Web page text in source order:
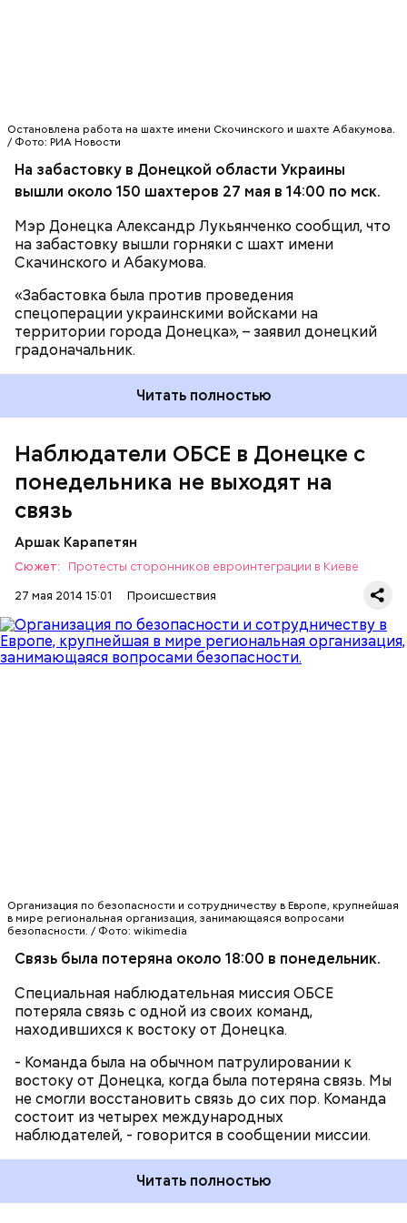
Остановлена работа на шахте имени Скочинского и шахте Абакумова.
/ Фото: РИА Новости
На забастовку в Донецкой области Украины
вышли около 150 шахтеров 27 мая в 14:00 по мск.
Мэр Донецка Александр Лукьянченко сообщил, что
на забастовку вышли горняки с шахт имени
Скачинского и Абакумова.
«Забастовка была против проведения
спецоперации украинскими войсками на
территории города Донецка», – заявил донецкий
градоначальник.
Читать полностью
Наблюдатели ОБСЕ в Донецке с
понедельника не выходят на
связь
Аршак Карапетян
Сюжет:
Протесты сторонников евроинтеграции в Киеве
27 мая 2014 15:01
Происшествия
Организация по безопасности и сотрудничеству в Европе, крупнейшая
в мире региональная организация, занимающаяся вопросами
безопасности. / Фото: wikimedia
Связь была потеряна около 18:00 в понедельник.
Специальная наблюдательная миссия ОБСЕ
потеряла связь с одной из своих команд,
находившихся к востоку от Донецка.
- Команда была на обычном патрулировании к
востоку от Донецка, когда была потеряна связь. Мы
не смогли восстановить связь до сих пор. Команда
состоит из четырех международных
наблюдателей, - говорится в сообщении миссии.
Читать полностью
В свою очередь, в управлении Московской
железной дороги (МЖД) уточнили, что авария
произошла на переезде через железную дорогу
В результате ДТП пострадавших нет, за
медицинской помощью никто не обращался,
сообщили в МЖД. Водитель грузовика также не
пострадал.
Информация о происшествии уточняется в
настоящее время, передаетИТАР-ТАСС .